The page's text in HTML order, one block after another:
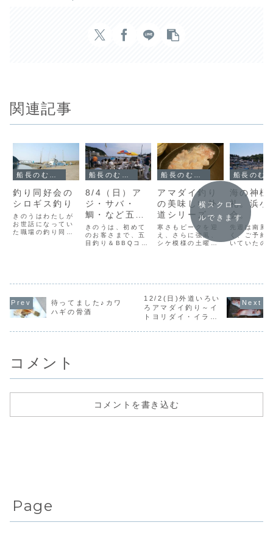
関連記事
船長のむすめによる鮎丸ブログ
釣り同好会の
シロギス釣り
きのうはわたしが
お世話になってい
た職場の釣り同好
でいつもの宴会。
大きさ伝わりずら
いけど、すごく大
船長のむすめによる鮎丸ブログ
8/4（日）ア
ジ・サバ・
鯛・など五目
釣り＆BBQ
きのうは、初めて
のお客さまで、五
目釣り＆BBQコー
いだったかな。た
浜でした。BBQは
ほとんどお客さま
におまかせで、お
野菜やお肉などい
ろいろお持込み。
船長のむすめによる鮎丸ブログ
アマダイ釣り
の美味しい外
道シリーズ～
ヒメコダイは
エビの味？～
寒さもピークを迎
え、さらに強風、
シケ模様の土曜日
に、ざんねん。先
で釣れた美味しい
外道のお魚たちで
す。メバルはお刺
身に。メバルの身
は上品な味の白身
海の神様
礼。浜小
会。
先週は南風
く、ご予約
いていたの
小坪漁港の
業関係者は
業でした。
ギで釣り日
ですが。笑
横スクロー
ルできます
待ってました♪カワ
ハギの骨酒
12/2(日)外道いろい
ろアマダイ釣り～イ
トヨリダイ・イラ
コメント
コメントを書き込む
Page